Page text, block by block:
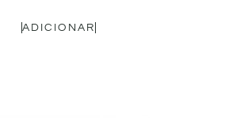
ADICIONAR